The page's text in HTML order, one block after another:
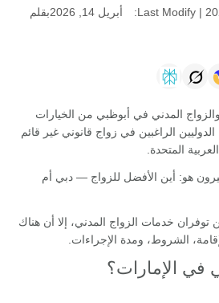
| Last Modify: أبريل 14, 2026
بقلم
والزواج المدني في أبوظبي من الخيارات
الدوليين الراغبين في زواج قانوني غير قائم
المتحدة.
هو: أين الأفضل للزواج — دبي أم
توفران خدمات الزواج المدني، إلا أن هناك
الشروط، ومدة الإجراءات.
في الإمارات؟